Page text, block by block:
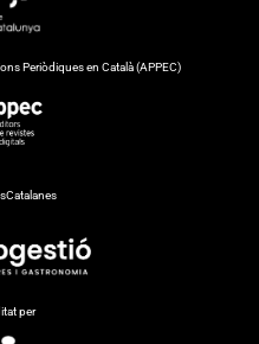
Periòdiques en Català (APPEC)
per